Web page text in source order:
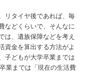
リタイヤ後であれば、毎
などくらいで、そんなに
は、遺族保障などを考え
資金を算出する方法がよ
子どもが大学卒業までは
業までは「現在の生活費